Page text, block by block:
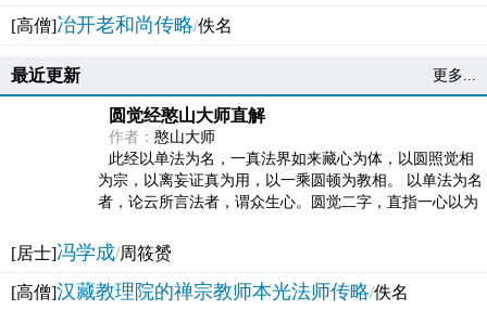
[高僧]冶开老和尚传略/佚名
最近更新 更多...
圆觉经憨山大师直解
作者： 憨山大师
此经以单法为名，一真法界如来藏心为体，以圆照觉相
为宗，以离妄证真为用，以一乘圆顿为教相。 以单法为名
者，论云所言法者，谓众生心。圆觉二字，直指一心以为
[居士]冯学成/周筱赟
[高僧]汉藏教理院的禅宗教师本光法师传略/佚名